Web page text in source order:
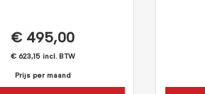
€ 495,00
€ 623,15 incl. BTW
Prijs per maand